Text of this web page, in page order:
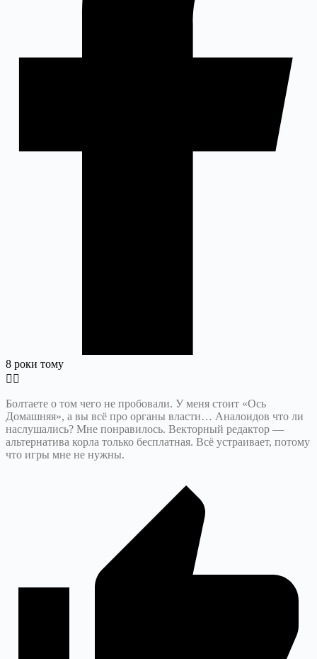
8 роки тому
Болтаете о том чего не пробовали. У меня стоит «Ось
Домашняя», а вы всё про органы власти… Аналоидов что ли
наслушались? Мне понравилось. Векторный редактор —
альтернатива корла только бесплатная. Всё устраивает, потому
что игры мне не нужны.